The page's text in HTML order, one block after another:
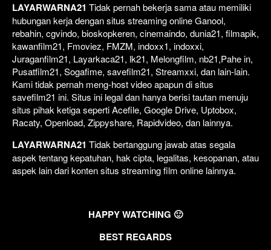
LAYARWARNA21 Tidak pernah bekerja sama atau memiliki
hubungan kerja dengan situs streaming online Ganool,
rebahin, cgvindo, bioskopkeren, cinemaindo, dunia21, filmapik,
kawanfilm21, Fmoviez, FMZM, indoxx1, indoxxi,
Juraganfilm21, Layarkaca21, lk21, Melongfilm, nb21,Pahe in,
Pusatfilm21, Sogafime, savefilm21, Streamxxi, dan lain-lain.
Kami tidak pernah meng-host video apapun di situs
savefilm21 ini. Situs ini legal dan hanya berisi tautan menuju
situs pihak ketiga seperti Acefile, Google Drive, Uptobox,
Racaty, Openload, Zippyshare, Rapidvideo, dan lainnya.
LAYARWARNA21 Tidak bertanggung jawab atas segala
aspek tentang kepatuhan, hak cipta, legalitas, kesopanan, atau
aspek lain dari konten situs streaming film online lainnya.
HAPPY WATCHING 🙂
BEST REGARDS